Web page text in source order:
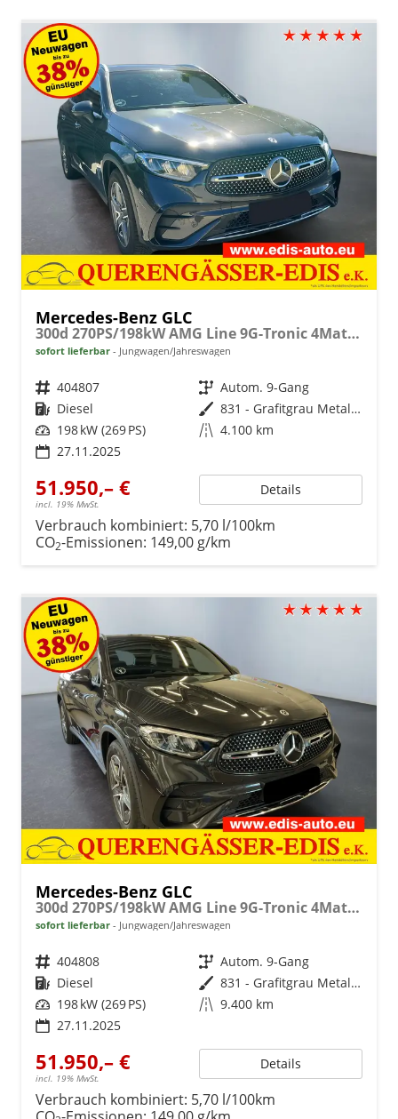
Mercedes-Benz GLC
300d 270PS/198kW AMG Line 9G-Tronic 4Matic 2026 +AHK +Fahren Assistent Paket
sofort lieferbar Jungwagen/Jahreswagen
Fahrzeugnr. 404807 Getriebe Autom. 9-Gang
Kraftstoff Diesel Außenfarbe
831 - Grafitgrau Metalliclack
Leistung 198 kW (269 PS) Kilometerstand 4.100 km
27.11.2025
51.950,– €
incl. 19% MwSt.
Details
Verbrauch kombiniert: 5,70 l/100km
CO2-Emissionen: 149,00 g/km
Mercedes-Benz GLC
300d 270PS/198kW AMG Line 9G-Tronic 4Matic 2026 +AHK +Fahren Assistent Paket
sofort lieferbar Jungwagen/Jahreswagen
Fahrzeugnr. 404808 Getriebe Autom. 9-Gang
Kraftstoff Diesel Außenfarbe
831 - Grafitgrau Metalliclack
Leistung 198 kW (269 PS) Kilometerstand 9.400 km
27.11.2025
51.950,– €
incl. 19% MwSt.
Details
Verbrauch kombiniert: 5,70 l/100km